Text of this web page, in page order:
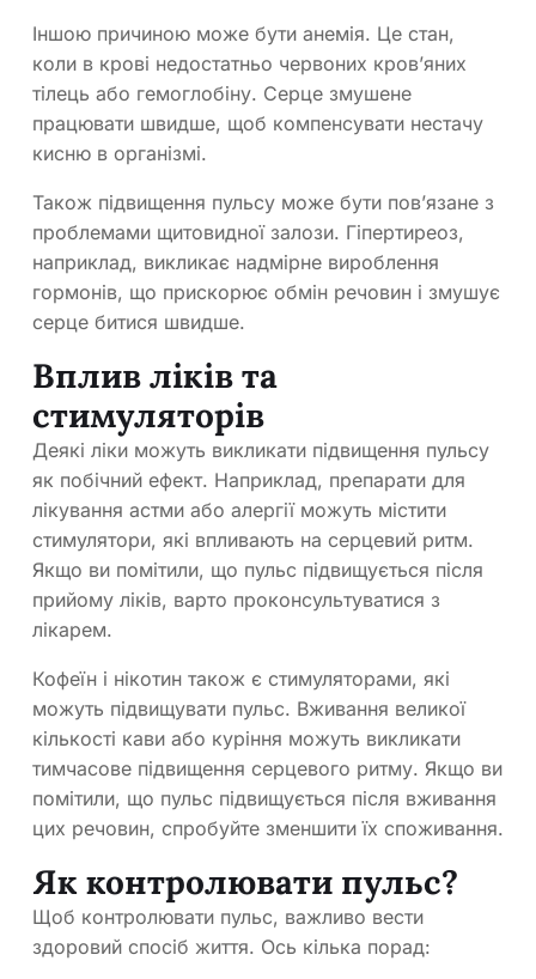
Іншою причиною може бути анемія. Це стан,
коли в крові недостатньо червоних кров’яних
тілець або гемоглобіну. Серце змушене
працювати швидше, щоб компенсувати нестачу
кисню в організмі.
Також підвищення пульсу може бути пов’язане з
проблемами щитовидної залози. Гіпертиреоз,
наприклад, викликає надмірне вироблення
гормонів, що прискорює обмін речовин і змушує
серце битися швидше.
Вплив ліків та
стимуляторів
Деякі ліки можуть викликати підвищення пульсу
як побічний ефект. Наприклад, препарати для
лікування астми або алергії можуть містити
стимулятори, які впливають на серцевий ритм.
Якщо ви помітили, що пульс підвищується після
прийому ліків, варто проконсультуватися з
лікарем.
Кофеїн і нікотин також є стимуляторами, які
можуть підвищувати пульс. Вживання великої
кількості кави або куріння можуть викликати
тимчасове підвищення серцевого ритму. Якщо ви
помітили, що пульс підвищується після вживання
цих речовин, спробуйте зменшити їх споживання.
Як контролювати пульс?
Щоб контролювати пульс, важливо вести
здоровий спосіб життя. Ось кілька порад: